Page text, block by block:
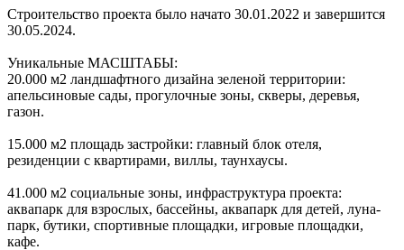
Строительство проекта было начато 30.01.2022 и завершится
30.05.2024.
Уникальные МАСШТАБЫ:
20.000 м2 ландшафтного дизайна зеленой территории:
апельсиновые сады, прогулочные зоны, скверы, деревья,
газон.
15.000 м2 площадь застройки: главный блок отеля,
резиденции с квартирами, виллы, таунхаусы.
41.000 м2 социальные зоны, инфраструктура проекта:
аквапарк для взрослых, бассейны, аквапарк для детей, луна-
парк, бутики, спортивные площадки, игровые площадки,
кафе.